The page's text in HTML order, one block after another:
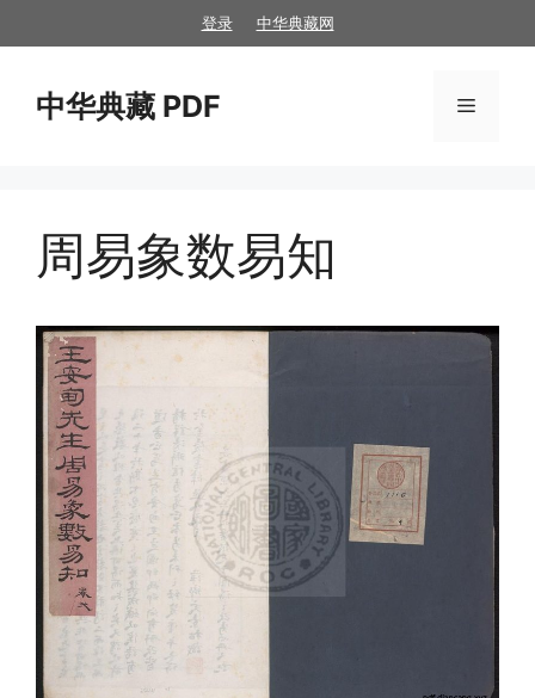
至
登录 中华典藏网
中华典藏 PDF 菜
周易象数易知